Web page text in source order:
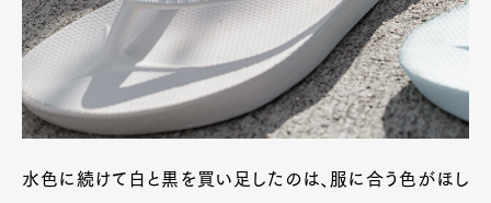
水色に続けて白と黒を買い足したのは、服に合う色がほし